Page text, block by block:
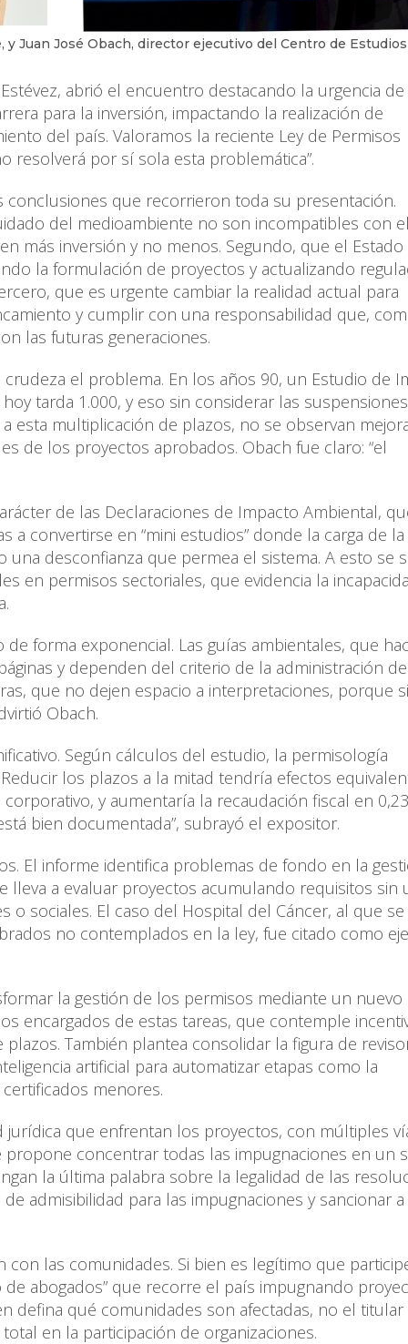
Juan José Obach, director ejecutivo del Centro de Estudios
abrió el encuentro destacando la urgencia de
para la inversión, impactando la realización de
del país. Valoramos la reciente Ley de Permisos
resolverá por sí sola esta problemática”.
que recorrieron toda su presentación.
del medioambiente no son incompatibles con
más inversión y no menos. Segundo, que el
la formulación de proyectos y actualizando
que es urgente cambiar la realidad actual para
y cumplir con una responsabilidad que,
las futuras generaciones.
el problema. En los años 90, un Estudio de
tarda 1.000, y eso sin considerar las
esta multiplicación de plazos, no se observan
de los proyectos aprobados. Obach fue claro: “el
de las Declaraciones de Impacto Ambiental,
a convertirse en “mini estudios” donde la carga de
desconfianza que permea el sistema. A esto se
en permisos sectoriales, que evidencia la
forma exponencial. Las guías ambientales, que
y dependen del criterio de la administración
que no dejen espacio a interpretaciones, porque
Obach.
Según cálculos del estudio, la permisología
los plazos a la mitad tendría efectos
y aumentaría la recaudación fiscal en
bien documentada”, subrayó el expositor.
El informe identifica problemas de fondo en la
lleva a evaluar proyectos acumulando requisitos sin
o sociales. El caso del Hospital del Cáncer, al que
no contemplados en la ley, fue citado como
la gestión de los permisos mediante un nuevo
encargados de estas tareas, que contemple
También plantea consolidar la figura de
artificial para automatizar etapas como la
menores.
jurídica que enfrentan los proyectos, con múltiples
propone concentrar todas las impugnaciones en un
la última palabra sobre la legalidad de las
admisibilidad para las impugnaciones y sancionar a
las comunidades. Si bien es legítimo que
abogados” que recorre el país impugnando
defina qué comunidades son afectadas, no el
en la participación de organizaciones.